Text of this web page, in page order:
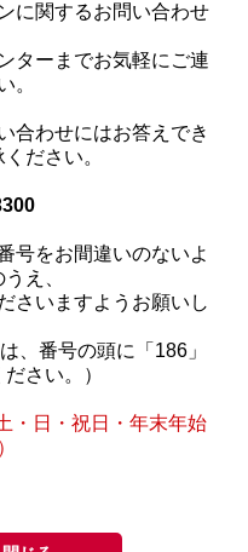
に関するお問い合わせ
ターまでお気軽にご連
。
合わせにはお答えでき
ださい。
号をお間違いのないよ
え、
さいますようお願いし
、番号の頭に「186」
さい。）
・日・祝日・年末年始